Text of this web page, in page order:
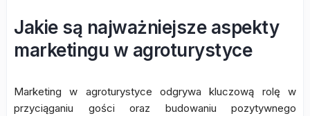
Jakie są najważniejsze aspekty
marketingu w agroturystyce
Marketing w agroturystyce odgrywa kluczową rolę w
przyciąganiu gości oraz budowaniu pozytywnego